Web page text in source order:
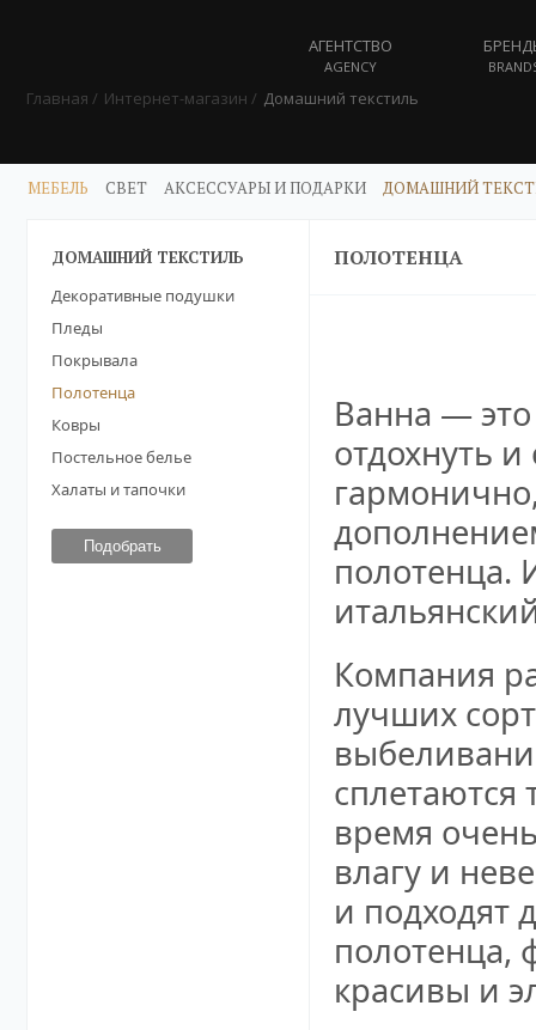
АГЕНТСТВО
AGENCY
Главная Интернет-магазин Домашний текстиль
МЕБЕЛЬ СВЕТ АКСЕССУАРЫ И ПОДАРКИ ДОМАШНИЙ
ДОМАШНИЙ ТЕКСТИЛЬ
Декоративные подушки
Пледы
Покрывала
Полотенца
Ковры
Постельное белье
Халаты и тапочки
ПОЛОТЕНЦА
Ванна —
отдохнуть
полотенца.
Компания
лучших
сплетаются
время
влагу и
и подходят
полотенца,
красивы и